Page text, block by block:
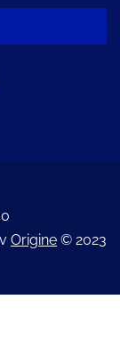
Origine © 2023